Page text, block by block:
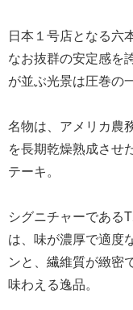
日本１号店となる六
なお抜群の安定感を
が並ぶ光景は圧巻の
名物は、アメリカ農
を長期乾燥熟成させ
テーキ。
シグニチャーである
は、味が濃厚で適度
ンと、繊維質が緻密
味わえる逸品。